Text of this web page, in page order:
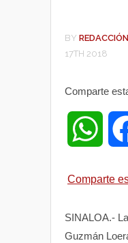
BY
17TH 2018
Comparte
W
t
Comparte
SINALOA.-
Guzmán